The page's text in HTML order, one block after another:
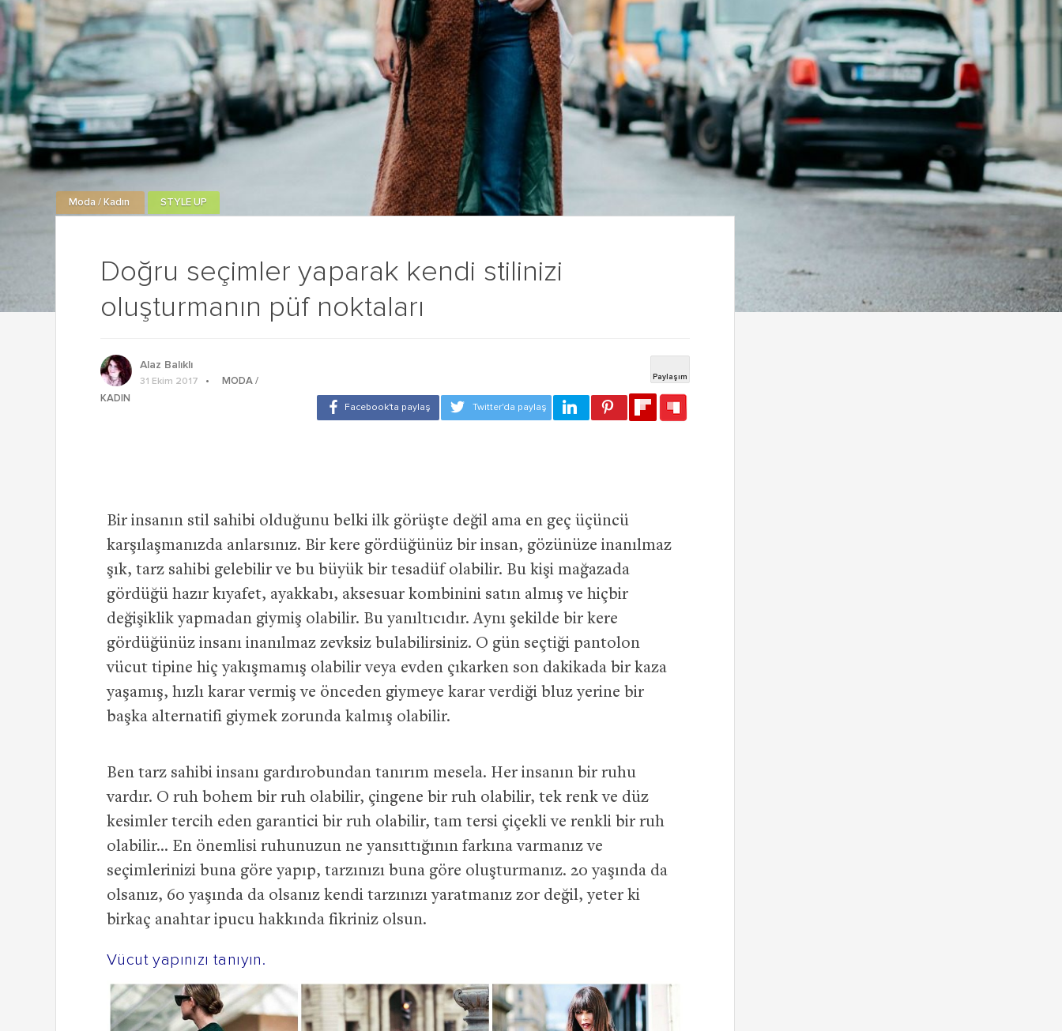
Doğru seçimler yaparak kendi stilinizi
oluşturmanın püf noktaları
Moda / Kadın STYLE UP
Alaz Balıklı
31 Ekim 2017
MODA /
KADIN
Bir insanın stil sahibi olduğunu belki ilk görüşte değil ama en geç üçüncü
karşılaşmanızda anlarsınız. Bir kere gördüğünüz bir insan, gözünüze inanılmaz
şık, tarz sahibi gelebilir ve bu büyük bir tesadüf olabilir. Bu kişi mağazada
gördüğü hazır kıyafet, ayakkabı, aksesuar kombinini satın almış ve hiçbir
değişiklik yapmadan giymiş olabilir. Bu yanıltıcıdır.Aynı şekilde bir kere
gördüğünüz insanı inanılmaz zevksiz bulabilirsiniz. O gün seçtiği pantolon
vücut tipine hiç yakışmamış olabilir veya evden çıkarken son dakikada bir kaza
yaşamış, hızlı karar vermiş ve önceden giymeye karar verdiği bluz yerine bir
başka alternatifi giymek zorunda kalmış olabilir.
Ben tarz sahibi insanı gardırobundan tanırım mesela. Her insanın bir ruhu
vardır. O ruh bohem bir ruh olabilir, çingene bir ruh olabilir, tek renk ve düz
kesimler tercih eden garantici bir ruh olabilir, tam tersi çiçekli ve renkli bir ruh
olabilir… En önemlisi ruhunuzun ne yansıttığının farkına varmanız ve
seçimlerinizi buna göre yapıp, tarzınızı buna göre oluşturmanız. 20 yaşında da
olsanız, 60 yaşında da olsanız kendi tarzınızı yaratmanız zor değil, yeter ki
birkaç anahtar ipucu hakkında fikriniz olsun.
Vücut yapınızı tanıyın.